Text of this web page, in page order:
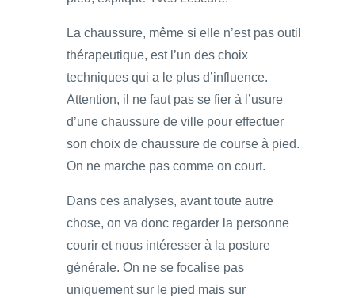
La chaussure, même si elle n’est pas outil
thérapeutique, est l’un des choix
techniques qui a le plus d’influence.
Attention, il ne faut pas se fier à l’usure
d’une chaussure de ville pour effectuer
son choix de chaussure de course à pied.
On ne marche pas comme on court.
Dans ces analyses, avant toute autre
chose, on va donc regarder la personne
courir et nous intéresser à la posture
générale. On ne se focalise pas
uniquement sur le pied mais sur